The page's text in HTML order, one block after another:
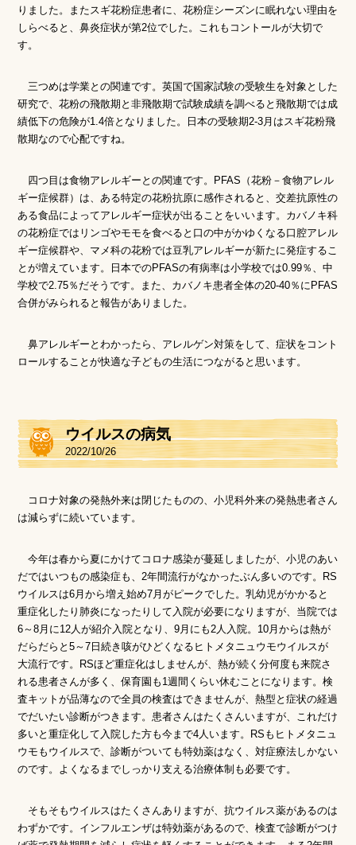
りました。またスギ花粉症患者に、花粉症シーズンに眠れない理由を
しらべると、鼻炎症状が第2位でした。これもコントールが大切で
す。
三つめは学業との関連です。英国で国家試験の受験生を対象とした
研究で、花粉の飛散期と非飛散期で試験成績を調べると飛散期では成
績低下の危険が1.4倍となりました。日本の受験期2-3月はスギ花粉飛
散期なので心配ですね。
四つ目は食物アレルギーとの関連です。PFAS（花粉－食物アレル
ギー症候群）は、ある特定の花粉抗原に感作されると、交差抗原性の
ある食品によってアレルギー症状が出ることをいいます。カバノキ科
の花粉症ではリンゴやモモを食べると口の中がかゆくなる口腔アレル
ギー症候群や、マメ科の花粉では豆乳アレルギーが新たに発症するこ
とが増えています。日本でのPFASの有病率は小学校では0.99％、中
学校で2.75％だそうです。また、カバノキ患者全体の20-40％にPFAS
合併がみられると報告がありました。
鼻アレルギーとわかったら、アレルゲン対策をして、症状をコント
ロールすることが快適な子どもの生活につながると思います。
ウイルスの病気
2022/10/26
コロナ対象の発熱外来は閉じたものの、小児科外来の発熱患者さん
は減らずに続いています。
今年は春から夏にかけてコロナ感染が蔓延しましたが、小児のあい
だではいつもの感染症も、2年間流行がなかったぶん多いのです。RS
ウイルスは6月から増え始め7月がピークでした。乳幼児がかかると
重症化したり肺炎になったりして入院が必要になりますが、当院では
6～8月に12人が紹介入院となり、9月にも2人入院。10月からは熱が
だらだらと5～7日続き咳がひどくなるヒトメタニュウモウイルスが
大流行です。RSほど重症化はしませんが、熱が続く分何度も来院さ
れる患者さんが多く、保育園も1週間くらい休むことになります。検
査キットが品薄なので全員の検査はできませんが、熱型と症状の経過
でだいたい診断がつきます。患者さんはたくさんいますが、これだけ
多いと重症化して入院した方も今まで4人います。RSもヒトメタニュ
ウモもウイルスで、診断がついても特効薬はなく、対症療法しかない
のです。よくなるまでしっかり支える治療体制も必要です。
そもそもウイルスはたくさんありますが、抗ウイルス薬があるのは
わずかです。インフルエンザは特効薬があるので、検査で診断がつけ